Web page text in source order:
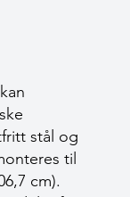
stål og
til
cm).